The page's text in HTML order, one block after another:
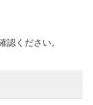
ください。